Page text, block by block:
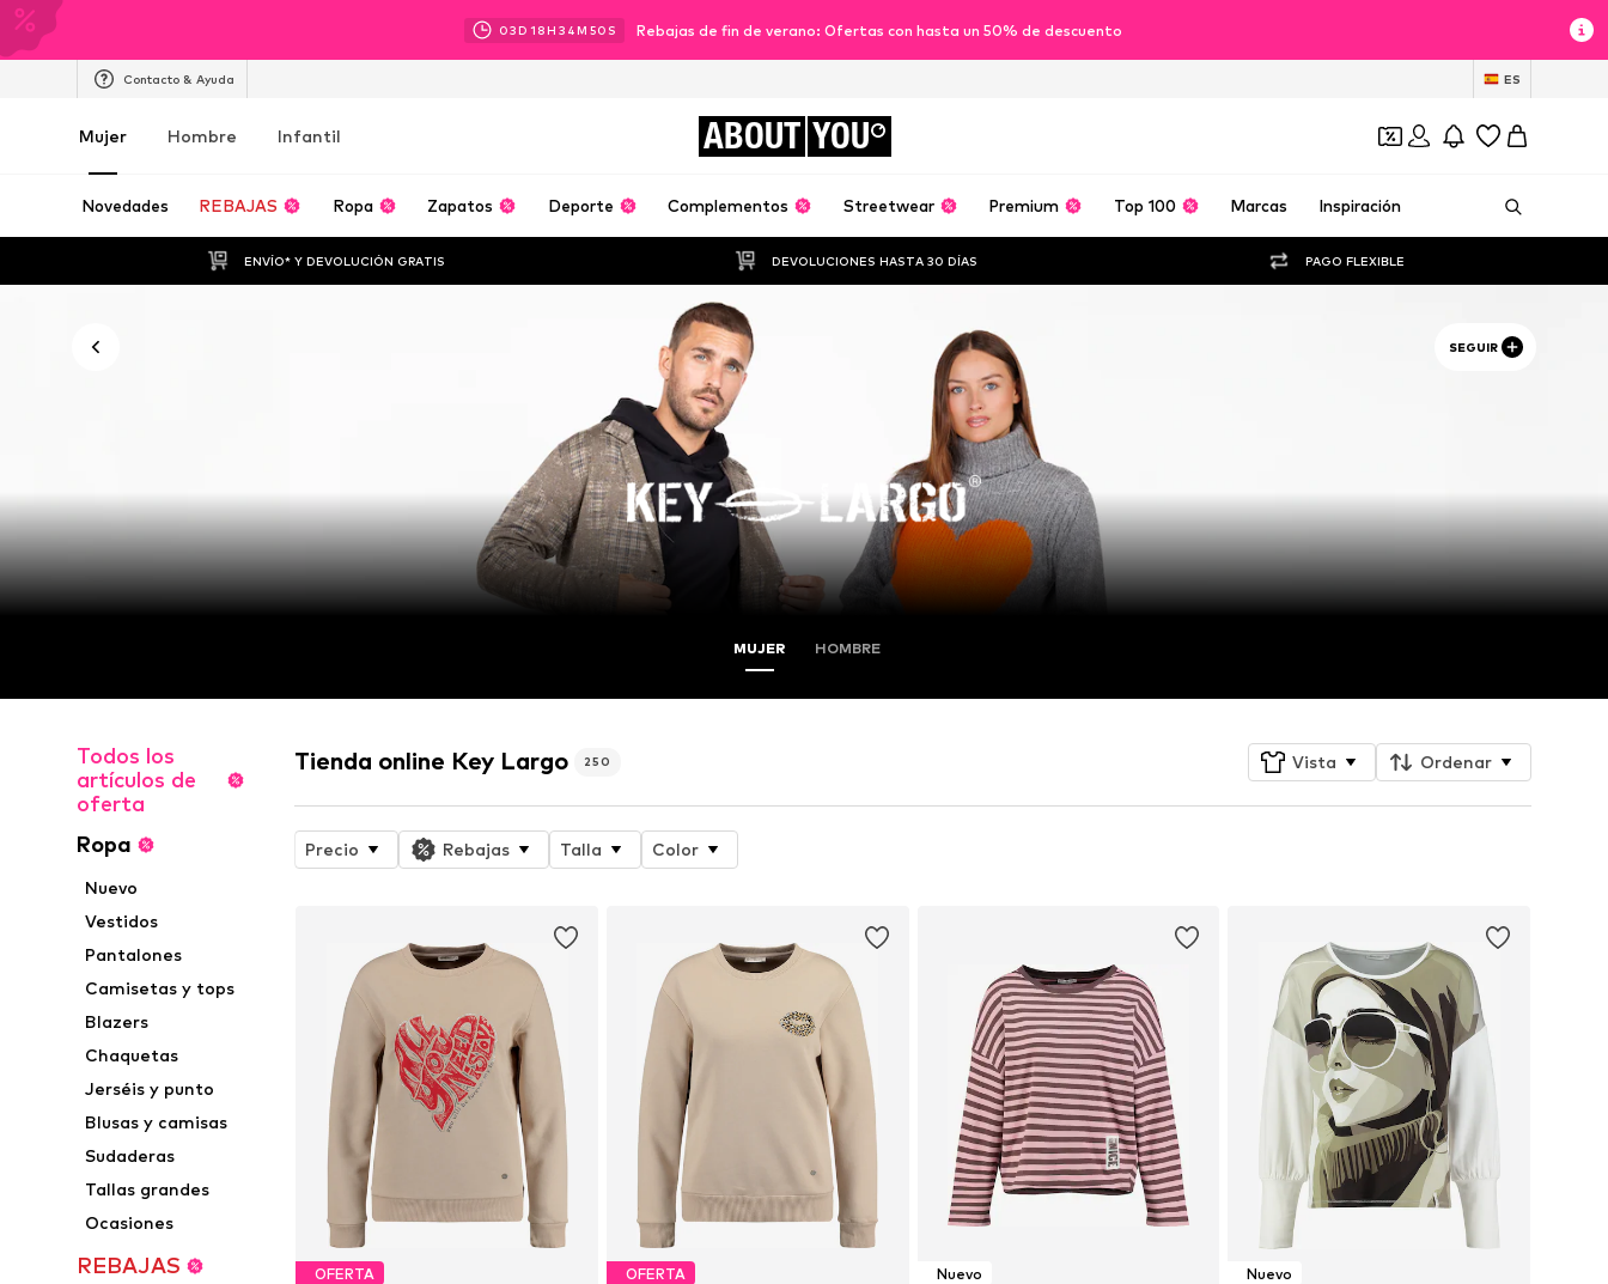
03D 18H 34M 47 S Rebajas de fin de verano: Ofertas con hasta un 50% de descuento
Contacto & Ayuda ES
Mujer Hombre Infantil ABOUT YOU
Novedades REBAJAS Ropa Zapatos Deporte Complementos Streetwear Premium Top 100 Marcas Inspiración
ENVÍO* Y DEVOLUCIÓN GRATIS DEVOLUCIONES HASTA 30 DÍAS PAGO FLEXIBLE
SEGUIR
MUJER HOMBRE
Todos los
artículos de
oferta
Ropa
Nuevo
Vestidos
Pantalones
Camisetas y tops
Blazers
Chaquetas
Jerséis y punto
Blusas y camisas
Sudaderas
Tallas grandes
Ocasiones
REBAJAS
Tienda online Key Largo 250 Vista Ordenar
Precio Rebajas Talla Color
OFERTA OFERTA Nuevo Nuevo